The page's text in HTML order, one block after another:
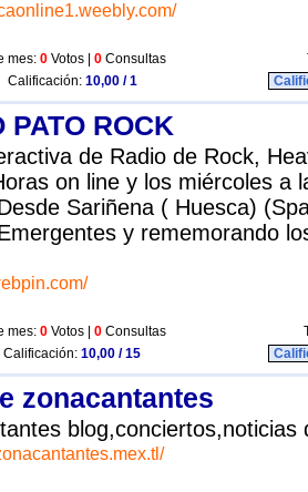
mes: 0 Votos | 0 Consultas
Calificación: 10,00 / 1
PATO ROCK
de Radio de Rock,
on line y los miércoles a
Sariñena ( Huesca)
y rememorando
mes: 0 Votos | 0 Consultas
Calificación: 10,00 / 15
zonacantantes
blog,conciertos,noticias